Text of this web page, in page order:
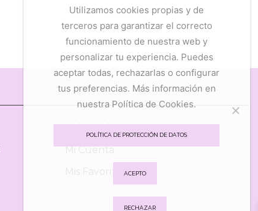
9,45€.7,56€.
Verbena
cantidad
Política de Cookies
Mi Cuenta
Mis Favoritos
Utilizamos cookies propias y de
terceros para garantizar el correcto
funcionamiento de nuestra web y
personalizar tu experiencia. Puedes
aceptar todas, rechazarlas o configurar
tus preferencias. Más información en
nuestra Política de Cookies.
POLÍTICA DE PROTECCIÓN DE DATOS
ACEPTO
RECHAZAR